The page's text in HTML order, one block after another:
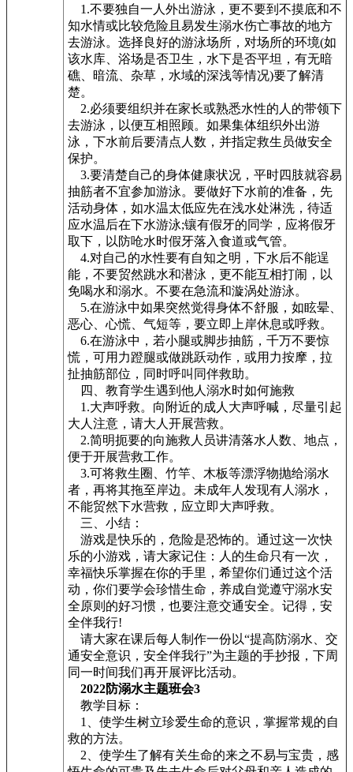
1.不要独自一人外出游泳，更不要到不摸底和不
知水情或比较危险且易发生溺水伤亡事故的地方
去游泳。选择良好的游泳场所，对场所的环境(如
该水库、浴场是否卫生，水下是否平坦，有无暗
礁、暗流、杂草，水域的深浅等情况)要了解清
楚。
2.必须要组织并在家长或熟悉水性的人的带领下
去游泳，以便互相照顾。如果集体组织外出游
泳，下水前后要清点人数，并指定救生员做安全
保护。
3.要清楚自己的身体健康状况，平时四肢就容易
抽筋者不宜参加游泳。要做好下水前的准备，先
活动身体，如水温太低应先在浅水处淋洗，待适
应水温后在下水游泳;镶有假牙的同学，应将假牙
取下，以防呛水时假牙落入食道或气管。
4.对自己的水性要有自知之明，下水后不能逞
能，不要贸然跳水和潜泳，更不能互相打闹，以
免喝水和溺水。不要在急流和漩涡处游泳。
5.在游泳中如果突然觉得身体不舒服，如眩晕、
恶心、心慌、气短等，要立即上岸休息或呼救。
6.在游泳中，若小腿或脚步抽筋，千万不要惊
慌，可用力蹬腿或做跳跃动作，或用力按摩，拉
扯抽筋部位，同时呼叫同伴救助。
四、教育学生遇到他人溺水时如何施救
1.大声呼救。向附近的成人大声呼喊，尽量引起
大人注意，请大人开展营救。
2.简明扼要的向施救人员讲清落水人数、地点，
便于开展营救工作。
3.可将救生圈、竹竿、木板等漂浮物抛给溺水
者，再将其拖至岸边。未成年人发现有人溺水，
不能贸然下水营救，应立即大声呼救。
三、小结：
游戏是快乐的，危险是恐怖的。通过这一次快
乐的小游戏，请大家记住：人的生命只有一次，
幸福快乐掌握在你的手里，希望你们通过这个活
动，你们要学会珍惜生命，养成自觉遵守溺水安
全原则的好习惯，也要注意交通安全。记得，安
全伴我行!
请大家在课后每人制作一份以“提高防溺水、交
通安全意识，安全伴我行”为主题的手抄报，下周
同一时间我们再开展评比活动。
2022防溺水主题班会3
教学目标：
1、使学生树立珍爱生命的意识，掌握常规的自
救的方法。
2、使学生了解有关生命的来之不易与宝贵，感